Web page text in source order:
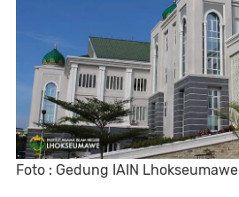
Foto : Gedung IAIN Lhokseumawe